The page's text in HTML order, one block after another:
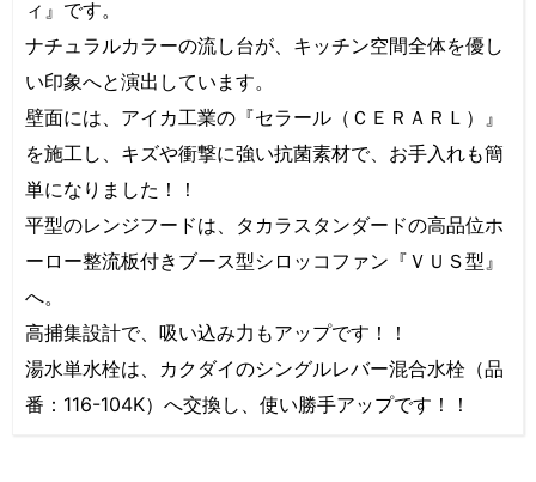
ィ』です。
ナチュラルカラーの流し台が、キッチン空間全体を優し
い印象へと演出しています。
壁面には、アイカ工業の『セラール（ＣＥＲＡＲＬ）』
を施工し、キズや衝撃に強い抗菌素材で、お手入れも簡
単になりました！！
平型のレンジフードは、タカラスタンダードの高品位ホ
ーロー整流板付きブース型シロッコファン『ＶＵＳ型』
へ。
高捕集設計で、吸い込み力もアップです！！
湯水単水栓は、カクダイのシングルレバー混合水栓（品
番：116-104K）へ交換し、使い勝手アップです！！